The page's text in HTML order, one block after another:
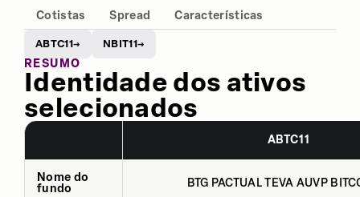
Cotistas
Spread Características
ABTC11→ NBIT11→
RESUMO
Identidade dos ativos
selecionados
ABTC11
Nome do
fundo
BTG PACTUAL TEVA AUVP